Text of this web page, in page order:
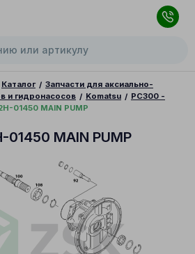
Каталог
Запчасти для аксиально-
и гидронасосов
Komatsu
PC300 -
01450 MAIN PUMP
MAIN PUMP